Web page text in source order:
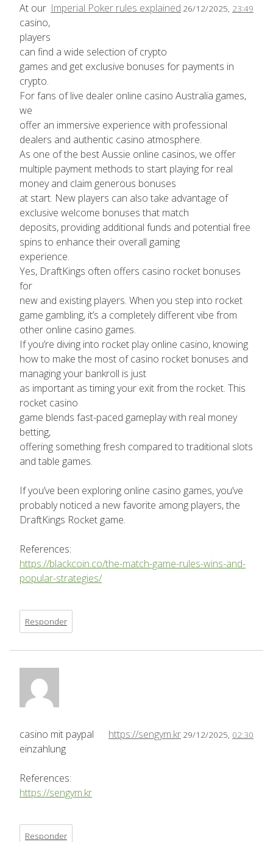
Imperial Poker rules explained 26/12/2025, 23:49
At our
casino,
players
can find a wide selection of crypto
games and get exclusive bonuses for payments in
crypto.
For fans of live dealer online casino Australia games,
we
offer an immersive experience with professional
dealers and authentic casino atmosphere.
As one of the best Aussie online casinos, we offer
multiple payment methods to start playing for real
money and claim generous bonuses
at start. New players can also take advantage of
exclusive welcome bonuses that match
deposits, providing additional funds and potential free
spins to enhance their overall gaming
experience.
Yes, DraftKings often offers casino rocket bonuses
for
new and existing players. When you step into rocket
game gambling, it’s a completely different vibe from
other online casino games.
If you’re diving into rocket play online casino, knowing
how to make the most of casino rocket bonuses and
managing your bankroll is just
as important as timing your exit from the rocket. This
rocket casino
game blends fast-paced gameplay with real money
betting,
offering something fresh compared to traditional slots
and table games.
If you’ve been exploring online casino games, you’ve
probably noticed a new favorite among players, the
DraftKings Rocket game.
References:
https://blackcoin.co/the-match-game-rules-wins-and-
popular-strategies/
Responder
https://sengym.kr 29/12/2025, 02:30
casino mit paypal
einzahlung
References:
https://sengym.kr
Responder